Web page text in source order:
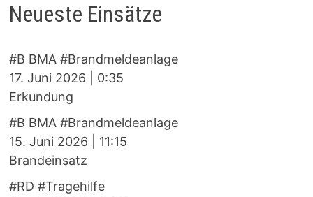
Neueste Einsätze
#B BMA #Brandmeldeanlage
17. Juni 2026
0:35
Erkundung
#B BMA #Brandmeldeanlage
15. Juni 2026
11:15
Brandeinsatz
#RD #Tragehilfe